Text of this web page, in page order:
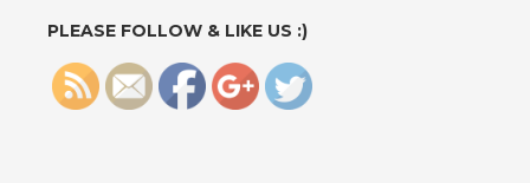
PLEASE FOLLOW & LIKE US :)
">